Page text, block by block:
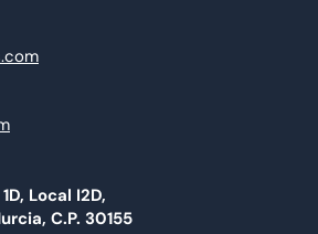
Local I2D,
C.P. 30155